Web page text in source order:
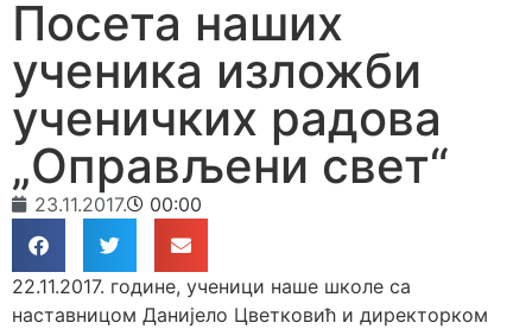
Посета наших
ученика изложби
ученичких радова
„Оправљени свет“
23.11.2017. 00:00
22.11.2017. године, ученици наше школе са
наставницом Данијело Цветковић и директорком